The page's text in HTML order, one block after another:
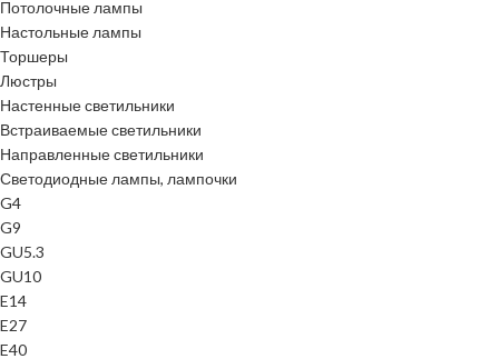
Потолочные лампы
Настольные лампы
Торшеры
Люстры
Настенные светильники
Встраиваемые светильники
Направленные светильники
Светодиодные лампы, лампочки
G4
G9
GU5.3
GU10
E14
E27
E40